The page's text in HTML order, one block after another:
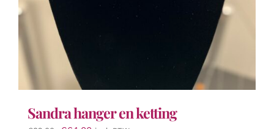
Sandra hanger en ketting